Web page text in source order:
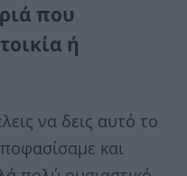
που
ή
να δεις αυτό το
και